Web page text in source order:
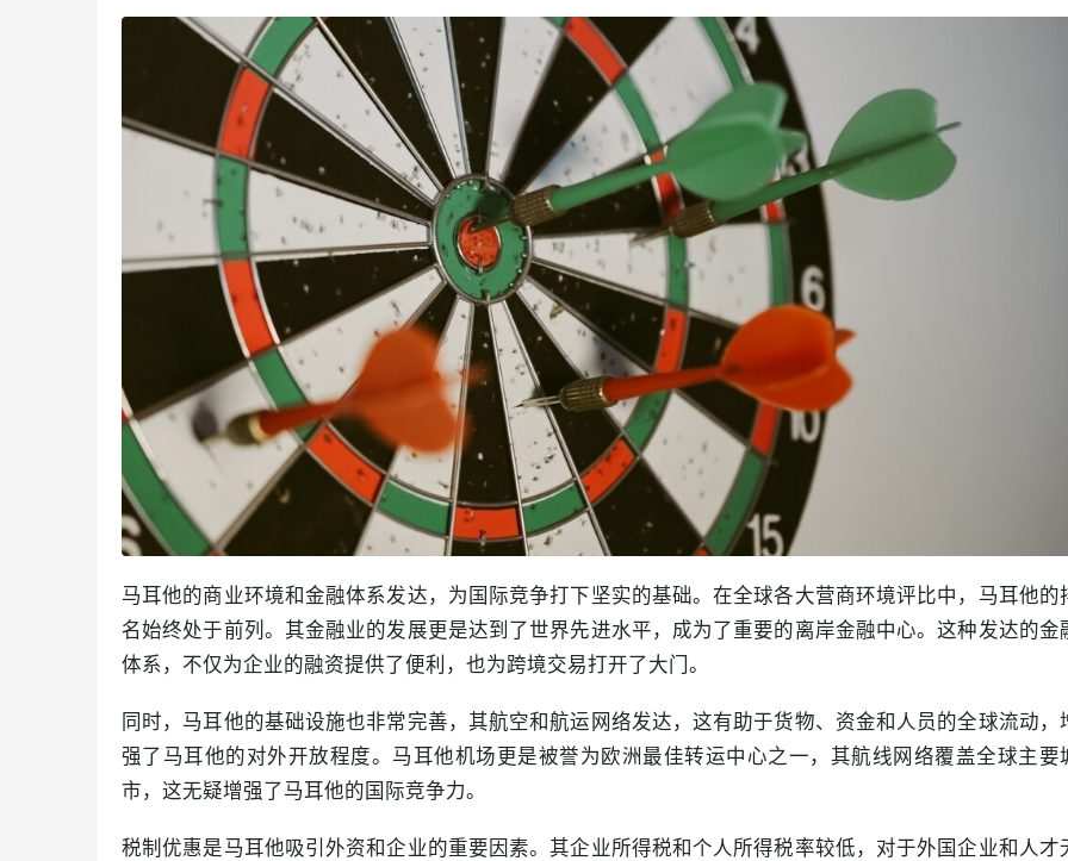
马耳他的商业环境和金融体系发达，为国际竞争打下坚实的基础。在全球各大营商环境评比中，马耳他的
名始终处于前列。其金融业的发展更是达到了世界先进水平，成为了重要的离岸金融中心。这种发达的金
体系，不仅为企业的融资提供了便利，也为跨境交易打开了大门。
同时，马耳他的基础设施也非常完善，其航空和航运网络发达，这有助于货物、资金和人员的全球流动，
强了马耳他的对外开放程度。马耳他机场更是被誉为欧洲最佳转运中心之一，其航线网络覆盖全球主要
市，这无疑增强了马耳他的国际竞争力。
税制优惠是马耳他吸引外资和企业的重要因素。其企业所得税和个人所得税率较低，对于外国企业和人才